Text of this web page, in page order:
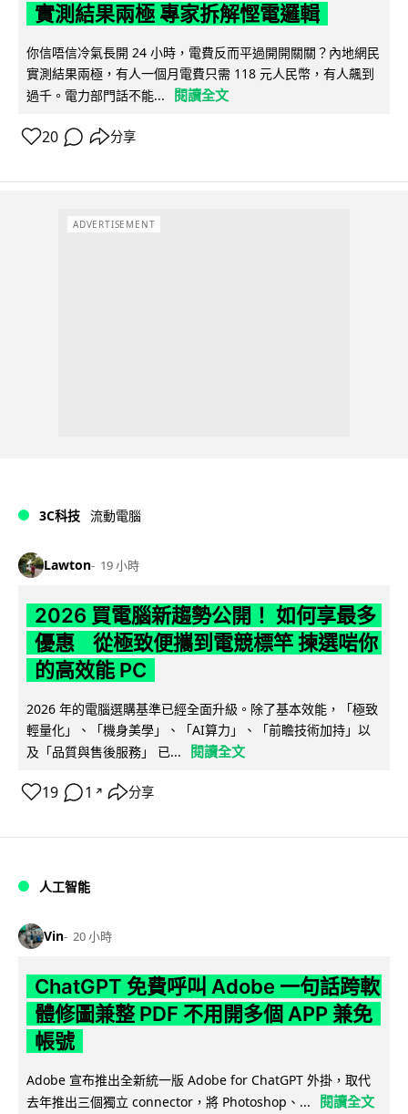
實測結果兩極 專家拆解慳電邏輯
你信唔信冷氣長開 24 小時，電費反而平過開開關關？內地網民
實測結果兩極，有人一個月電費只需 118 元人民幣，有人飆到
過千。電力部門話不能...
閱讀全文
20 分享
ADVERTISEMENT
3C科技 流動電腦
Lawton 19 小時
2026 買電腦新趨勢公開！ 如何享最多
優惠 從極致便攜到電競標竿 揀選啱你
的高效能 PC
2026 年的電腦選購基準已經全面升級。除了基本效能，「極致
輕量化」、「機身美學」、「AI算力」、「前瞻技術加持」以
及「品質與售後服務」 已...
閱讀全文
19 1 ↗ 分享
人工智能
Vin 20 小時
ChatGPT 免費呼叫 Adobe 一句話跨軟
體修圖兼整 PDF 不用開多個 APP 兼免
帳號
Adobe 宣布推出全新統一版 Adobe for ChatGPT 外掛，取代
去年推出三個獨立 connector，將 Photoshop、...
閱讀全文